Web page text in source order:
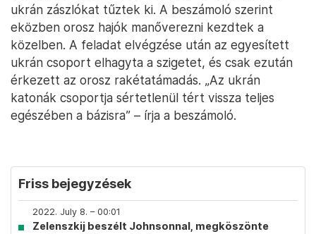
ukrán zászlókat tűztek ki. A beszámoló szerint
eközben orosz hajók manőverezni kezdtek a
közelben. A feladat elvégzése után az egyesített
ukrán csoport elhagyta a szigetet, és csak ezután
érkezett az orosz rakétatámadás. „Az ukrán
katonák csoportja sértetlenül tért vissza teljes
egészében a bázisra” – írja a beszámoló.
Friss bejegyzések
2022. July 8. – 00:01
Zelenszkij beszélt Johnsonnal, megköszönte